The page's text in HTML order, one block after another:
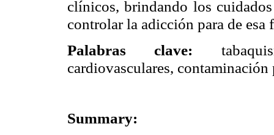
clínicos, brindando los
controlar la adicción para de
Palabras clave:
cardiovasculares, contaminación
Summary: